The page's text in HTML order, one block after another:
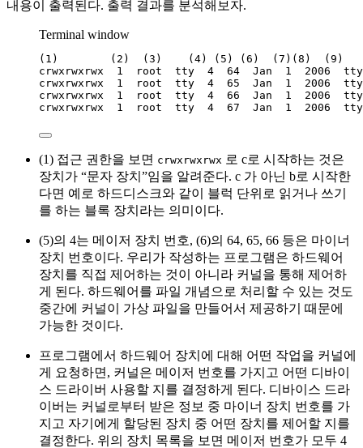
내용이 출력된다. 출력 결과를 분석해보자.
Terminal window
( 1 )        ( 2 )  ( 3 )    ( 4) ( 5 ) ( 6 )  ( 7 )( 8 )  ( 9 )
crwxrwxrwx
1 root tty 4 64 Jan 1 2006
crwxrwxrwx
1 root tty 4 65 Jan 1 2006
crwxrwxrwx
1 root tty 4 66 Jan 1 2006
crwxrwxrwx
1 root tty 4 67 Jan 1 2006
(1) 접근 권한을 보면 crwxrwxrwx 로 c로 시작하는 것은
장치가 “문자 장치”임을 알려준다. c 가 아닌 b로 시작한
다면 예로 하드디스크와 같이 블럭 단위로 읽거나 쓰기
를 하는 블록 장치라는 의미이다.
(5)의 4는 메이저 장치 번호, (6)의 64, 65, 66 등은 마이너
장치 번호이다. 우리가 작성하는 프로그램은 하드웨어
장치를 직접 제어하는 것이 아니라 커널을 통해 제어하
게 된다. 하드웨어를 파일 개념으로 처리할 수 있는 것도
중간에 커널이 가상 파일을 만들어서 제공하기 때문에
가능한 것이다.
프로그램에서 하드웨어 장치에 대해 어떤 작업을 커널에
게 요청하면, 커널은 메이저 번호를 가지고 어떤 디바이
스 드라이버 사용할 지를 결정하게 된다. 디바이스 드라
이버는 커널로부터 받은 정보 중 마이너 장치 번호를 가
지고 자기에게 할당된 장치 중 어떤 장치를 제어할 지를
결정한다. 위의 장치 목록을 보면 메이저 번호가 모두 4